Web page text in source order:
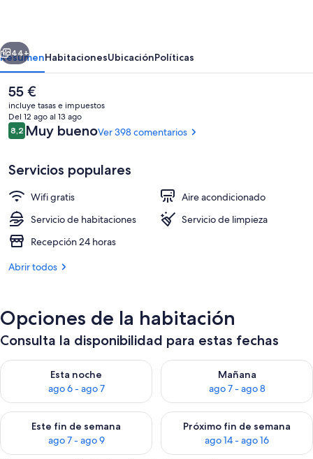
Ropa de cama hipoalergénica, caja
Siguiente
44+
ResumenHabitacionesUbicaciónPolíticas
El
precio
actual
es
de
55 €
incluye tasas e impuestos
Del 12 ago al 13 ago
Comentarios
8,28,2 de 10
Muy buenoVer 398 comentarios
Servicios populares
Wifi gratis
Aire acondicionado
Servicio de habitaciones
Servicio de limpieza
Recepción 24 horas
Abrir todos
Opciones de la habitación
Consulta la disponibilidad para estas fechas
Esta noche
ago 6 - ago 7
Consulta la disponibilidad para esta noche, ago 6 - ago 7
Mañana
ago 7 - ago 8
Consulta la disponibilidad
Este fin de semana
ago 7 - ago 9
Consulta la disponibilidad para este fin de semana, ago 7 -
Próximo fin de semana
ago 14 - ago 16
Consulta la disponibilidad